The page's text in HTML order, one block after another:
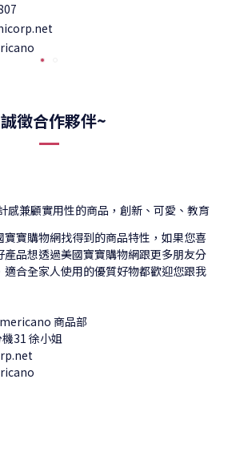
徵合作夥伴~
感兼顧實用性的商品，創新、可愛、教育
寶購物網找得到的商品特性，如果您喜
品想透過美國寶寶購物網跟更多朋友分
合全家人使用的優質好物都歡迎您跟我
商品部
31 徐小姐